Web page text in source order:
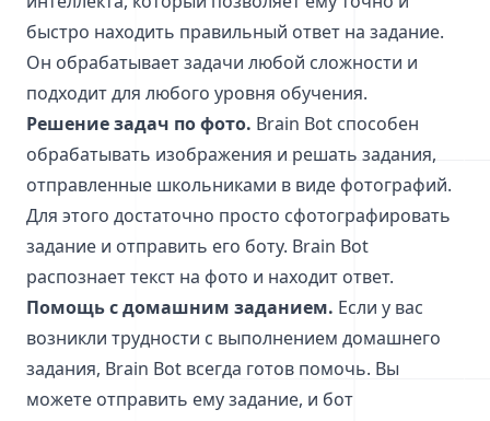
быстро находить правильный ответ на задание.
Он обрабатывает задачи любой сложности и
подходит для любого уровня обучения.
Решение задач по фото. Brain Bot способен
обрабатывать изображения и решать задания,
отправленные школьниками в виде фотографий.
Для этого достаточно просто сфотографировать
задание и отправить его боту. Brain Bot
распознает текст на фото и находит ответ.
Помощь с домашним заданием. Если у вас
возникли трудности с выполнением домашнего
задания, Brain Bot всегда готов помочь. Вы
можете отправить ему задание, и бот